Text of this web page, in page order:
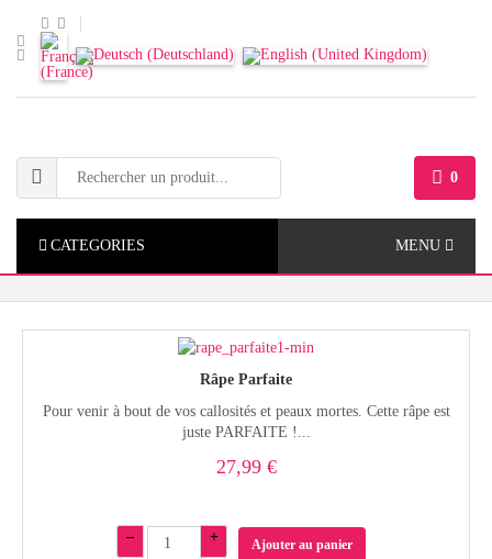
0
CATEGORIES MENU
Râpe Parfaite
Pour venir à bout de vos callosités et peaux mortes. Cette râpe est
juste PARFAITE !...
27,99 €
– + Ajouter au panier